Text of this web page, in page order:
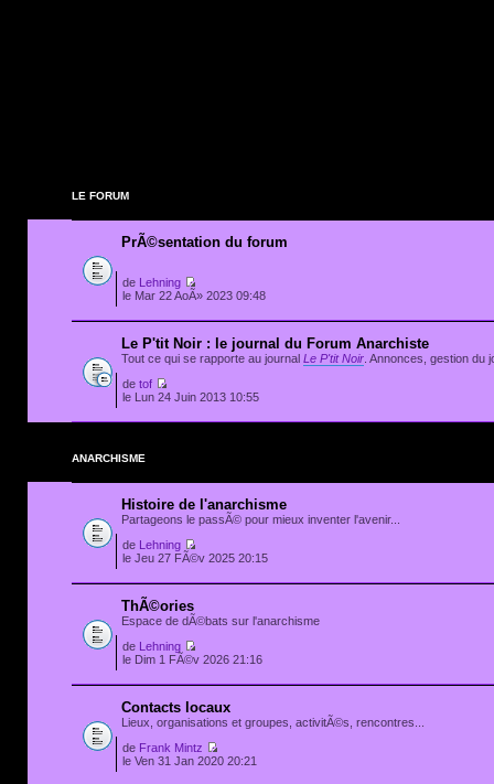
LE FORUM
PrÃ©sentation du forum
de
Lehning
le Mar 22 AoÃ» 2023 09:48
Le P'tit Noir : le journal du Forum Anarchiste
Tout ce qui se rapporte au journal Le P'tit Noir . Annonces, gestion du
de tof
le Lun 24 Juin 2013 10:55
ANARCHISME
Histoire de l'anarchisme
Partageons le passÃ© pour mieux inventer l'avenir...
de
Lehning
le Jeu 27 FÃ©v 2025 20:15
ThÃ©ories
Espace de dÃ©bats sur l'anarchisme
de
Lehning
le Dim 1 FÃ©v 2026 21:16
Contacts locaux
Lieux, organisations et groupes, activitÃ©s, rencontres...
de Frank Mintz
le Ven 31 Jan 2020 20:21